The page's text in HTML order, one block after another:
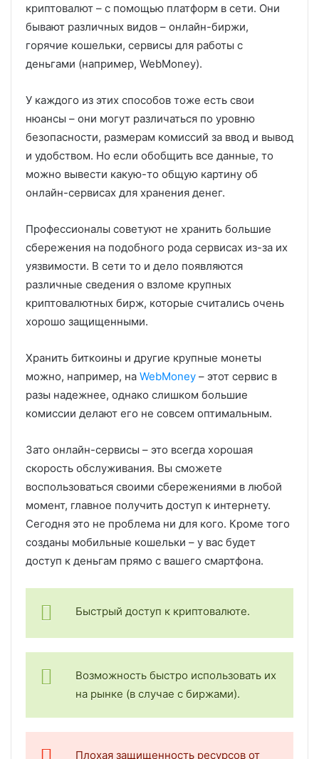
криптовалют – с помощью платформ в сети. Они
бывают различных видов – онлайн-биржи,
горячие кошельки, сервисы для работы с
деньгами (например, WebMoney).
У каждого из этих способов тоже есть свои
нюансы – они могут различаться по уровню
безопасности, размерам комиссий за ввод и вывод
и удобством. Но если обобщить все данные, то
можно вывести какую-то общую картину об
онлайн-сервисах для хранения денег.
Профессионалы советуют не хранить большие
сбережения на подобного рода сервисах из-за их
уязвимости. В сети то и дело появляются
различные сведения о взломе крупных
криптовалютных бирж, которые считались очень
хорошо защищенными.
Хранить биткоины и другие крупные монеты
можно, например, на WebMoney – этот сервис в
разы надежнее, однако слишком большие
комиссии делают его не совсем оптимальным.
Зато онлайн-сервисы – это всегда хорошая
скорость обслуживания. Вы сможете
воспользоваться своими сбережениями в любой
момент, главное получить доступ к интернету.
Сегодня это не проблема ни для кого. Кроме того
созданы мобильные кошельки – у вас будет
доступ к деньгам прямо с вашего смартфона.
Быстрый доступ к криптовалюте.
Возможность быстро использовать их
на рынке (в случае с биржами).
Плохая защищенность ресурсов от